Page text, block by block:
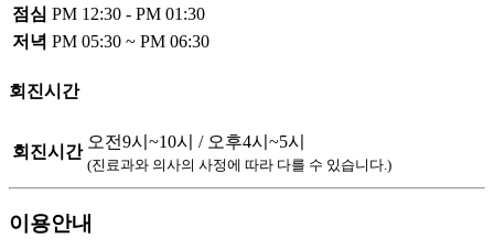
점심 PM 12:30 - PM 01:30
저녁 PM 05:30 ~ PM 06:30
회진시간
회진시간
오전9시~10시 / 오후4시~5시
(진료과와 의사의 사정에 따라 다를 수 있습니다.)
이용안내